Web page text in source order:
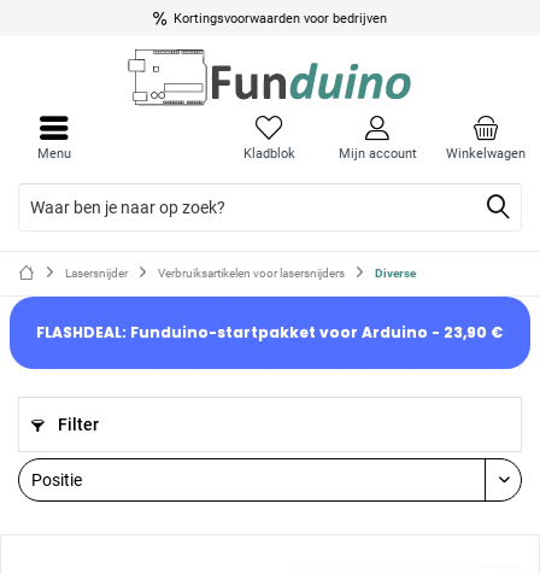
Kortingsvoorwaarden voor bedrijven
Winkelwagen
Kladblok Mijn account
Menu
Lasersnijder Verbruiksartikelen voor lasersnijders Diverse
FLASHDEAL: Funduino-startpakket voor Arduino - 23,90 €
Filter